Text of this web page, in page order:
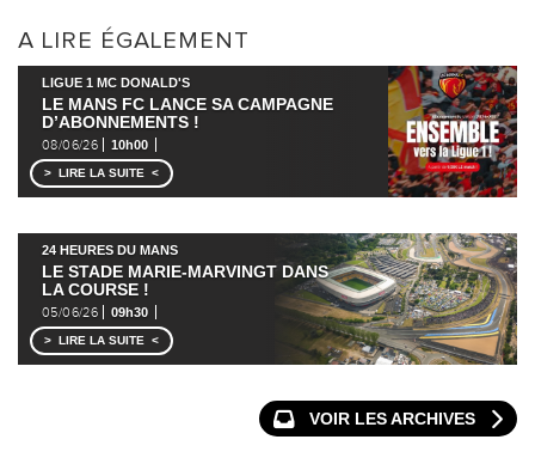
A LIRE ÉGALEMENT
LIGUE 1 MC DONALD'S
LE MANS FC LANCE SA CAMPAGNE
D’ABONNEMENTS !
08/06/26 10h00
LIRE LA SUITE
24 HEURES DU MANS
LE STADE MARIE-MARVINGT DANS
LA COURSE !
05/06/26 09h30
LIRE LA SUITE
VOIR LES ARCHIVES